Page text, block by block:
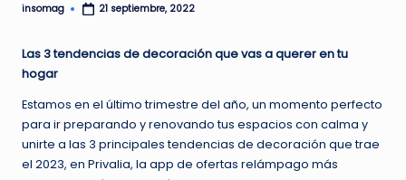
Publicado
insomag 21 septiembre, 2022
Las 3 tendencias de decoración que vas a querer en tu
hogar
Estamos en el último trimestre del año, un momento perfecto
para ir preparando y renovando tus espacios con calma y
unirte a las 3 principales tendencias de decoración que trae
el 2023, en Privalia, la app de ofertas relámpago más